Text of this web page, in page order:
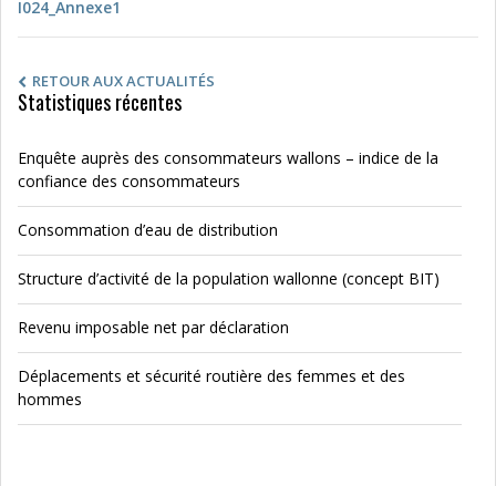
I024_Annexe1
RETOUR AUX ACTUALITÉS
Statistiques récentes
Enquête auprès des consommateurs wallons – indice de la
confiance des consommateurs
Consommation d’eau de distribution
Structure d’activité de la population wallonne (concept BIT)
Revenu imposable net par déclaration
Déplacements et sécurité routière des femmes et des
hommes